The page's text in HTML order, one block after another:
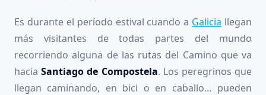
Es durante el período estival cuando a Galicia llegan
más visitantes de todas partes del mundo
recorriendo alguna de las rutas del Camino que va
haciaSantiago de Compostela. Los peregrinos que
llegan caminando, en bici o en caballo… pueden